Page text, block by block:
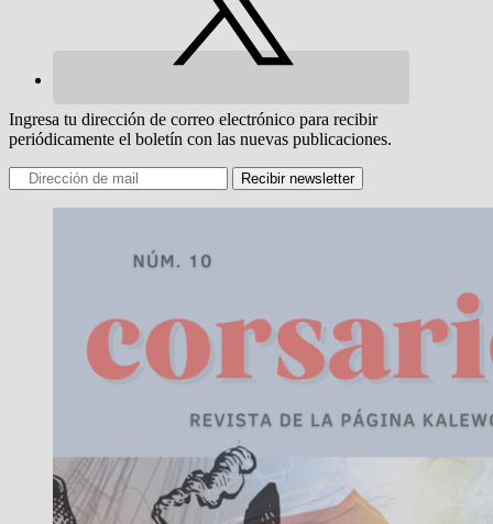
Ingresa tu dirección de correo electrónico para recibir
periódicamente el boletín con las nuevas publicaciones.
Recibir newsletter